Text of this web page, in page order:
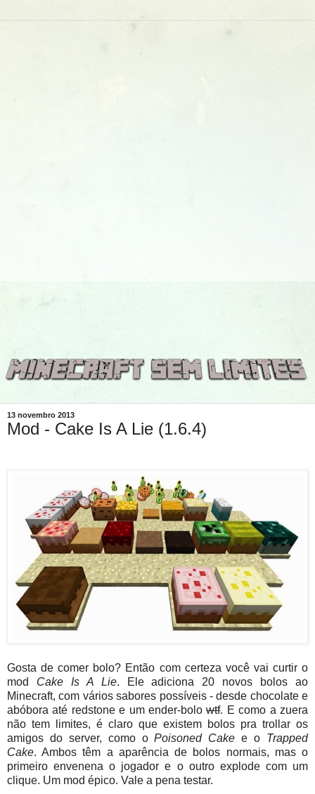
13 novembro 2013
Mod - Cake Is A Lie (1.6.4)
Gosta de comer bolo? Então com certeza você vai curtir o
mod Cake Is A Lie. Ele adiciona 20 novos bolos ao
Minecraft, com vários sabores possíveis - desde chocolate e
abóbora até redstone e um ender-bolowtf. E como a zuera
não tem limites, é claro que existem bolos pra trollar os
amigos do server, como oPoisoned Cake e o Trapped
Cake. Ambos têm a aparência de bolos normais, mas o
primeiro envenena o jogador e o outro explode com um
clique. Um mod épico. Vale a pena testar.